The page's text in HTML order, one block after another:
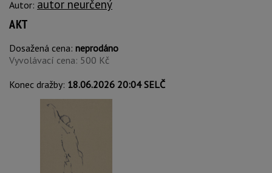
Autor: autor neurčený
AKT
Dosažená cena: neprodáno
Vyvolávací cena: 500 Kč
Konec dražby: 18.06.2026 20:04 SELČ